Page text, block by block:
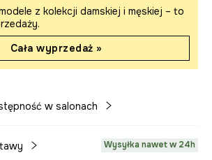
z kolekcji damskiej i męskiej – to
Cała wyprzedaż »
w salonach
Wysyłka nawet w 24h